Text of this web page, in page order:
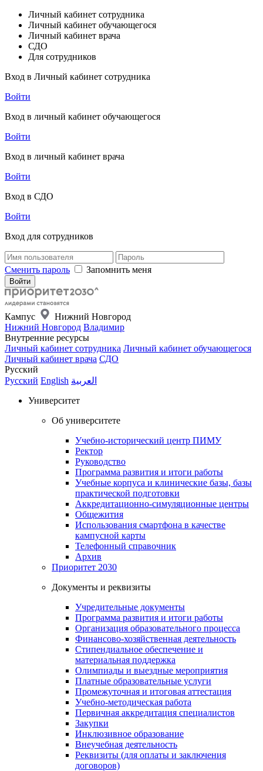
Личный кабинет сотрудника
Личный кабинет обучающегося
Личный кабинет врача
СДО
Для сотрудников
Вход в Личный кабинет сотрудника
Войти
Вход в личный кабинет обучающегося
Войти
Вход в личный кабинет врача
Войти
Вход в СДО
Войти
Вход для сотрудников
Сменить пароль Запомнить меня
Кампус
Нижний Новгород
Нижний Новгород Владимир
Внутренние ресурсы
Личный кабинет сотрудника Личный кабинет обучающегося
Личный кабинет врача СДО
Русский
Русский English العربية
Университет
Об университете
Учебно-исторический центр ПИМУ
Ректор
Руководство
Программа развития и итоги работы
Учебные корпуса и клинические базы, базы
практической подготовки
Аккредитационно-симуляционные центры
Общежития
Использования смартфона в качестве
кампусной карты
Телефонный справочник
Архив
Приоритет 2030
Документы и реквизиты
Учредительные документы
Программа развития и итоги работы
Организация образовательного процесса
Финансово-хозяйственная деятельность
Стипендиальное обеспечение и
материальная поддержка
Олимпиады и выездные мероприятия
Платные образовательные услуги
Промежуточная и итоговая аттестация
Учебно-методическая работа
Первичная аккредитация специалистов
Закупки
Инклюзивное образование
Внеучебная деятельность
Реквизиты (для оплаты и заключения
договоров)